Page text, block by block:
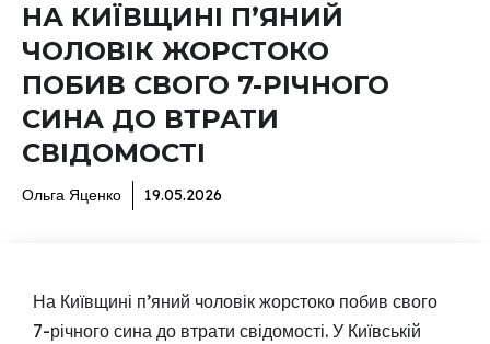
НА КИЇВЩИНІ П’ЯНИЙ
ЧОЛОВІК ЖОРСТОКО
ПОБИВ СВОГО 7-РІЧНОГО
СИНА ДО ВТРАТИ
СВІДОМОСТІ
Ольга Яценко 19.05.2026
На Київщині п’яний чоловік жорстоко побив свого
7-річного сина до втрати свідомості. У Київській